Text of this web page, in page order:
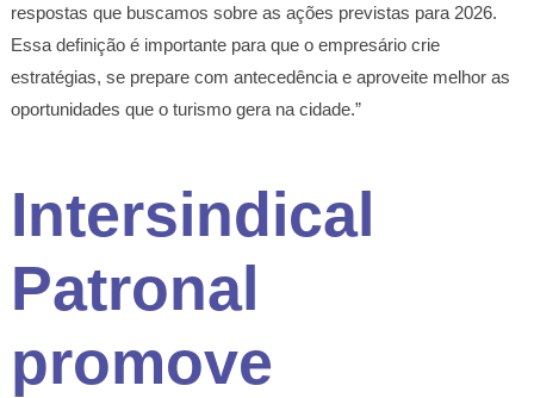
respostas que buscamos sobre as ações previstas para 2026.
Essa definição é importante para que o empresário crie
estratégias, se prepare com antecedência e aproveite melhor as
oportunidades que o turismo gera na cidade.”
Intersindical
Patronal
promove